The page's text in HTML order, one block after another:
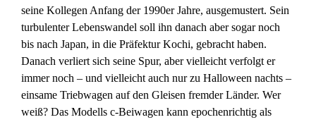
seine Kollegen Anfang der 1990er Jahre, ausgemustert. Sein
turbulenter Lebenswandel soll ihn danach aber sogar noch
bis nach Japan, in die Präfektur Kochi, gebracht haben.
Danach verliert sich seine Spur, aber vielleicht verfolgt er
immer noch – und vielleicht auch nur zu Halloween nachts –
einsame Triebwagen auf den Gleisen fremder Länder. Wer
weiß? Das Modells c-Beiwagen kann epochenrichtig als